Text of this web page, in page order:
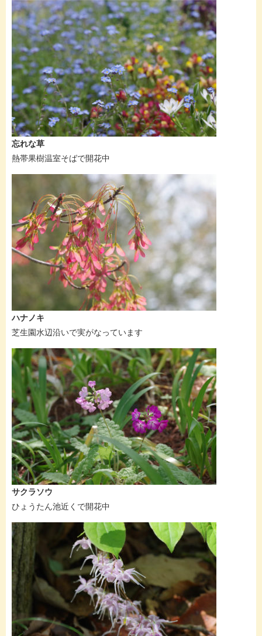
忘れな草
熱帯果樹温室そばで開花中
ハナノキ
芝生園水辺沿いで実がなっています
サクラソウ
ひょうたん池近くで開花中